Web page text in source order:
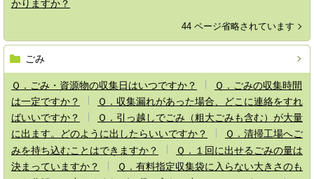
かりますか？
44 ページ省略されています
ごみ
Ｑ．ごみ・資源物の収集日はいつですか？
Ｑ．ごみの収集時間
は一定ですか？
Ｑ．収集漏れがあった場合、どこに連絡をすれ
ばいいですか？
Ｑ．引っ越しでごみ（粗大ごみも含む）が大量
に出ます。どのように出したらいいですか？
Ｑ．清掃工場へご
みを持ち込むことはできますか？
Ｑ．１回に出せるごみの量は
決まっていますか？
Ｑ．有料指定収集袋に入らない大きさのも